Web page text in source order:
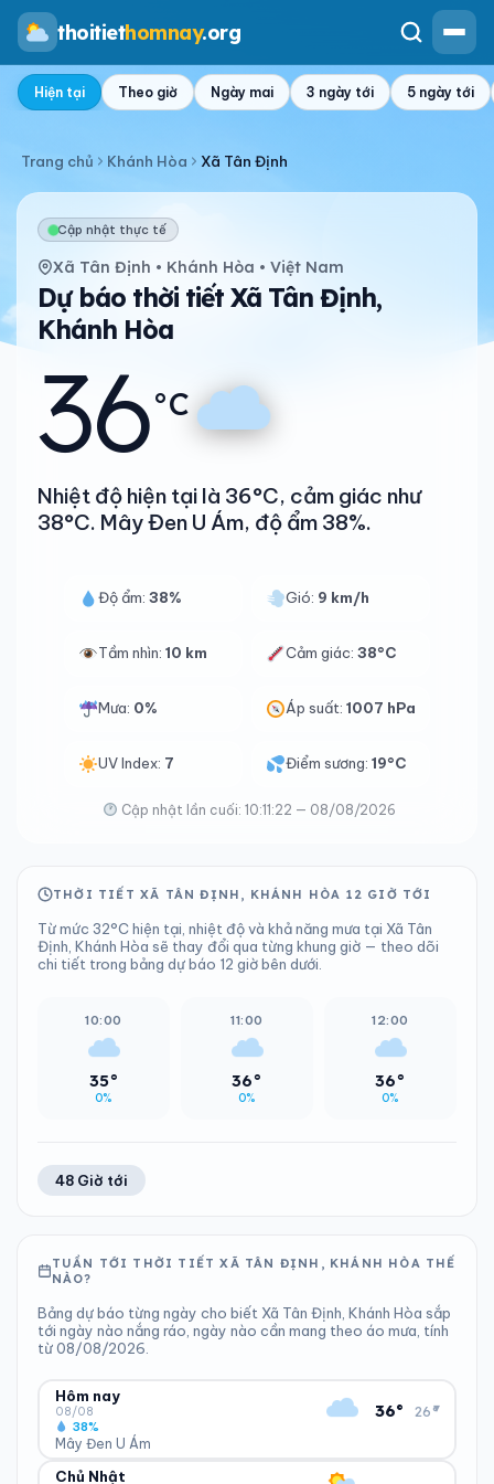
thoitiethomnay.org
Hiện tại Theo giờ Ngày mai 3 ngày tới 5 ngày tới
Trang chủ Khánh Hòa Xã Tân Định
Cập nhật thực tế
Xã Tân Định • Khánh Hòa • Việt Nam
Dự báo thời tiết Xã Tân Định,
Khánh Hòa
36°C
Nhiệt độ hiện tại là 36°C, cảm giác như
38°C. Mây Đen U Ám, độ ẩm 38%.
Độ ẩm: 38% Gió: 9 km/h
Tầm nhìn: 10 km Cảm giác:38°C
Mưa: 0% Áp suất:1007 hPa
UV Index: 7 Điểm sương:19°C
Cập nhật lần cuối: 10:11:22 — 08/08/2026
THỜI TIẾT XÃ TÂN ĐỊNH, KHÁNH HÒA 12 GIỜ TỚI
Từ mức 32°C hiện tại, nhiệt độ và khả năng mưa tại Xã Tân
Định, Khánh Hòa sẽ thay đổi qua từng khung giờ — theo dõi
chi tiết trong bảng dự báo 12 giờ bên dưới.
10:00
35°
0%
11:00
36°
0%
12:00
36°
0%
48 Giờ tới
TUẦN TỚI THỜI TIẾT XÃ TÂN ĐỊNH, KHÁNH HÒA THẾ
NÀO?
Bảng dự báo từng ngày cho biết Xã Tân Định, Khánh Hòa sắp
tới ngày nào nắng ráo, ngày nào cần mang theo áo mưa, tính
từ 08/08/2026.
Hôm nay
08/08
Mây Đen U Ám
38%
36° 26°
▾
ĐỘ ẨM
Chủ Nhật